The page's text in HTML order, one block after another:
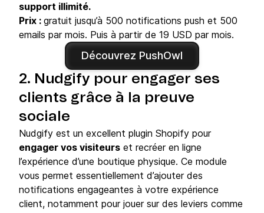
support illimité.
Prix : gratuit jusqu’à 500 notifications push et 500
emails par mois. Puis à partir de 19 USD par mois.
Découvrez PushOwl
2. Nudgify pour engager ses
clients grâce à la preuve
sociale
Nudgify est un excellent plugin Shopify pour
engager vos visiteurs et recréer en ligne
l’expérience d’une boutique physique. Ce module
vous permet essentiellement d’ajouter des
notifications engageantes à votre expérience
client, notamment pour jouer sur des leviers comme